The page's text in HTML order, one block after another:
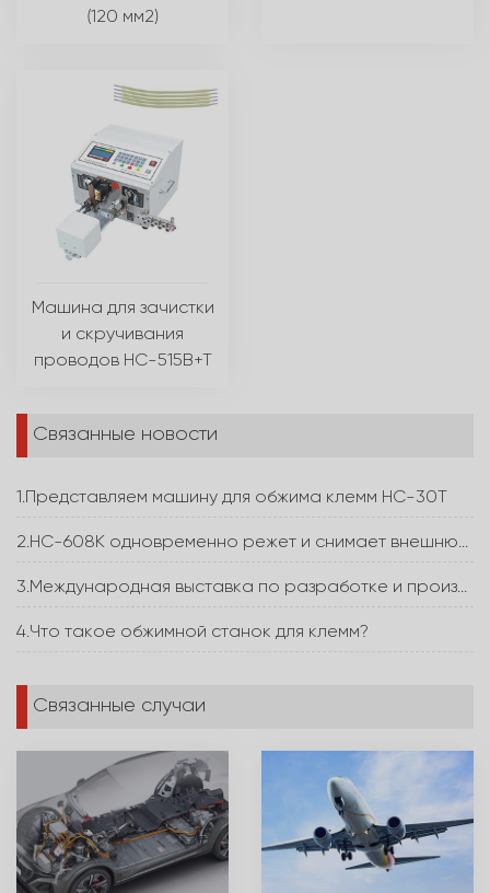
(120 мм2)
Машина для зачистки
и скручивания
проводов HC-515B+T
Связанные новости
1.Представляем машину для обжима клемм HC-30T
2.HC-608K одновременно режет и снимает внешнюю оболочку и внутреннюю изоляцию жилы
3.Международная выставка по разработке и производству электроники
4.Что такое обжимной станок для клемм?
Связанные случаи